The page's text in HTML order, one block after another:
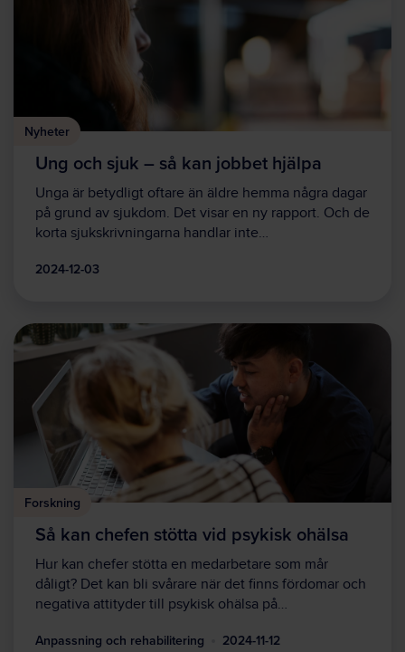
Nyheter
Ung och sjuk – så kan jobbet hjälpa
Unga är betydligt oftare än äldre hemma några dagar
på grund av sjukdom. Det visar en ny rapport. Och de
korta sjukskrivningarna handlar inte…
2024-12-03
Forskning
Så kan chefen stötta vid psykisk ohälsa
Hur kan chefer stötta en medarbetare som mår
dåligt? Det kan bli svårare när det finns fördomar och
negativa attityder till psykisk ohälsa på…
Anpassning och rehabilitering 2024-11-12